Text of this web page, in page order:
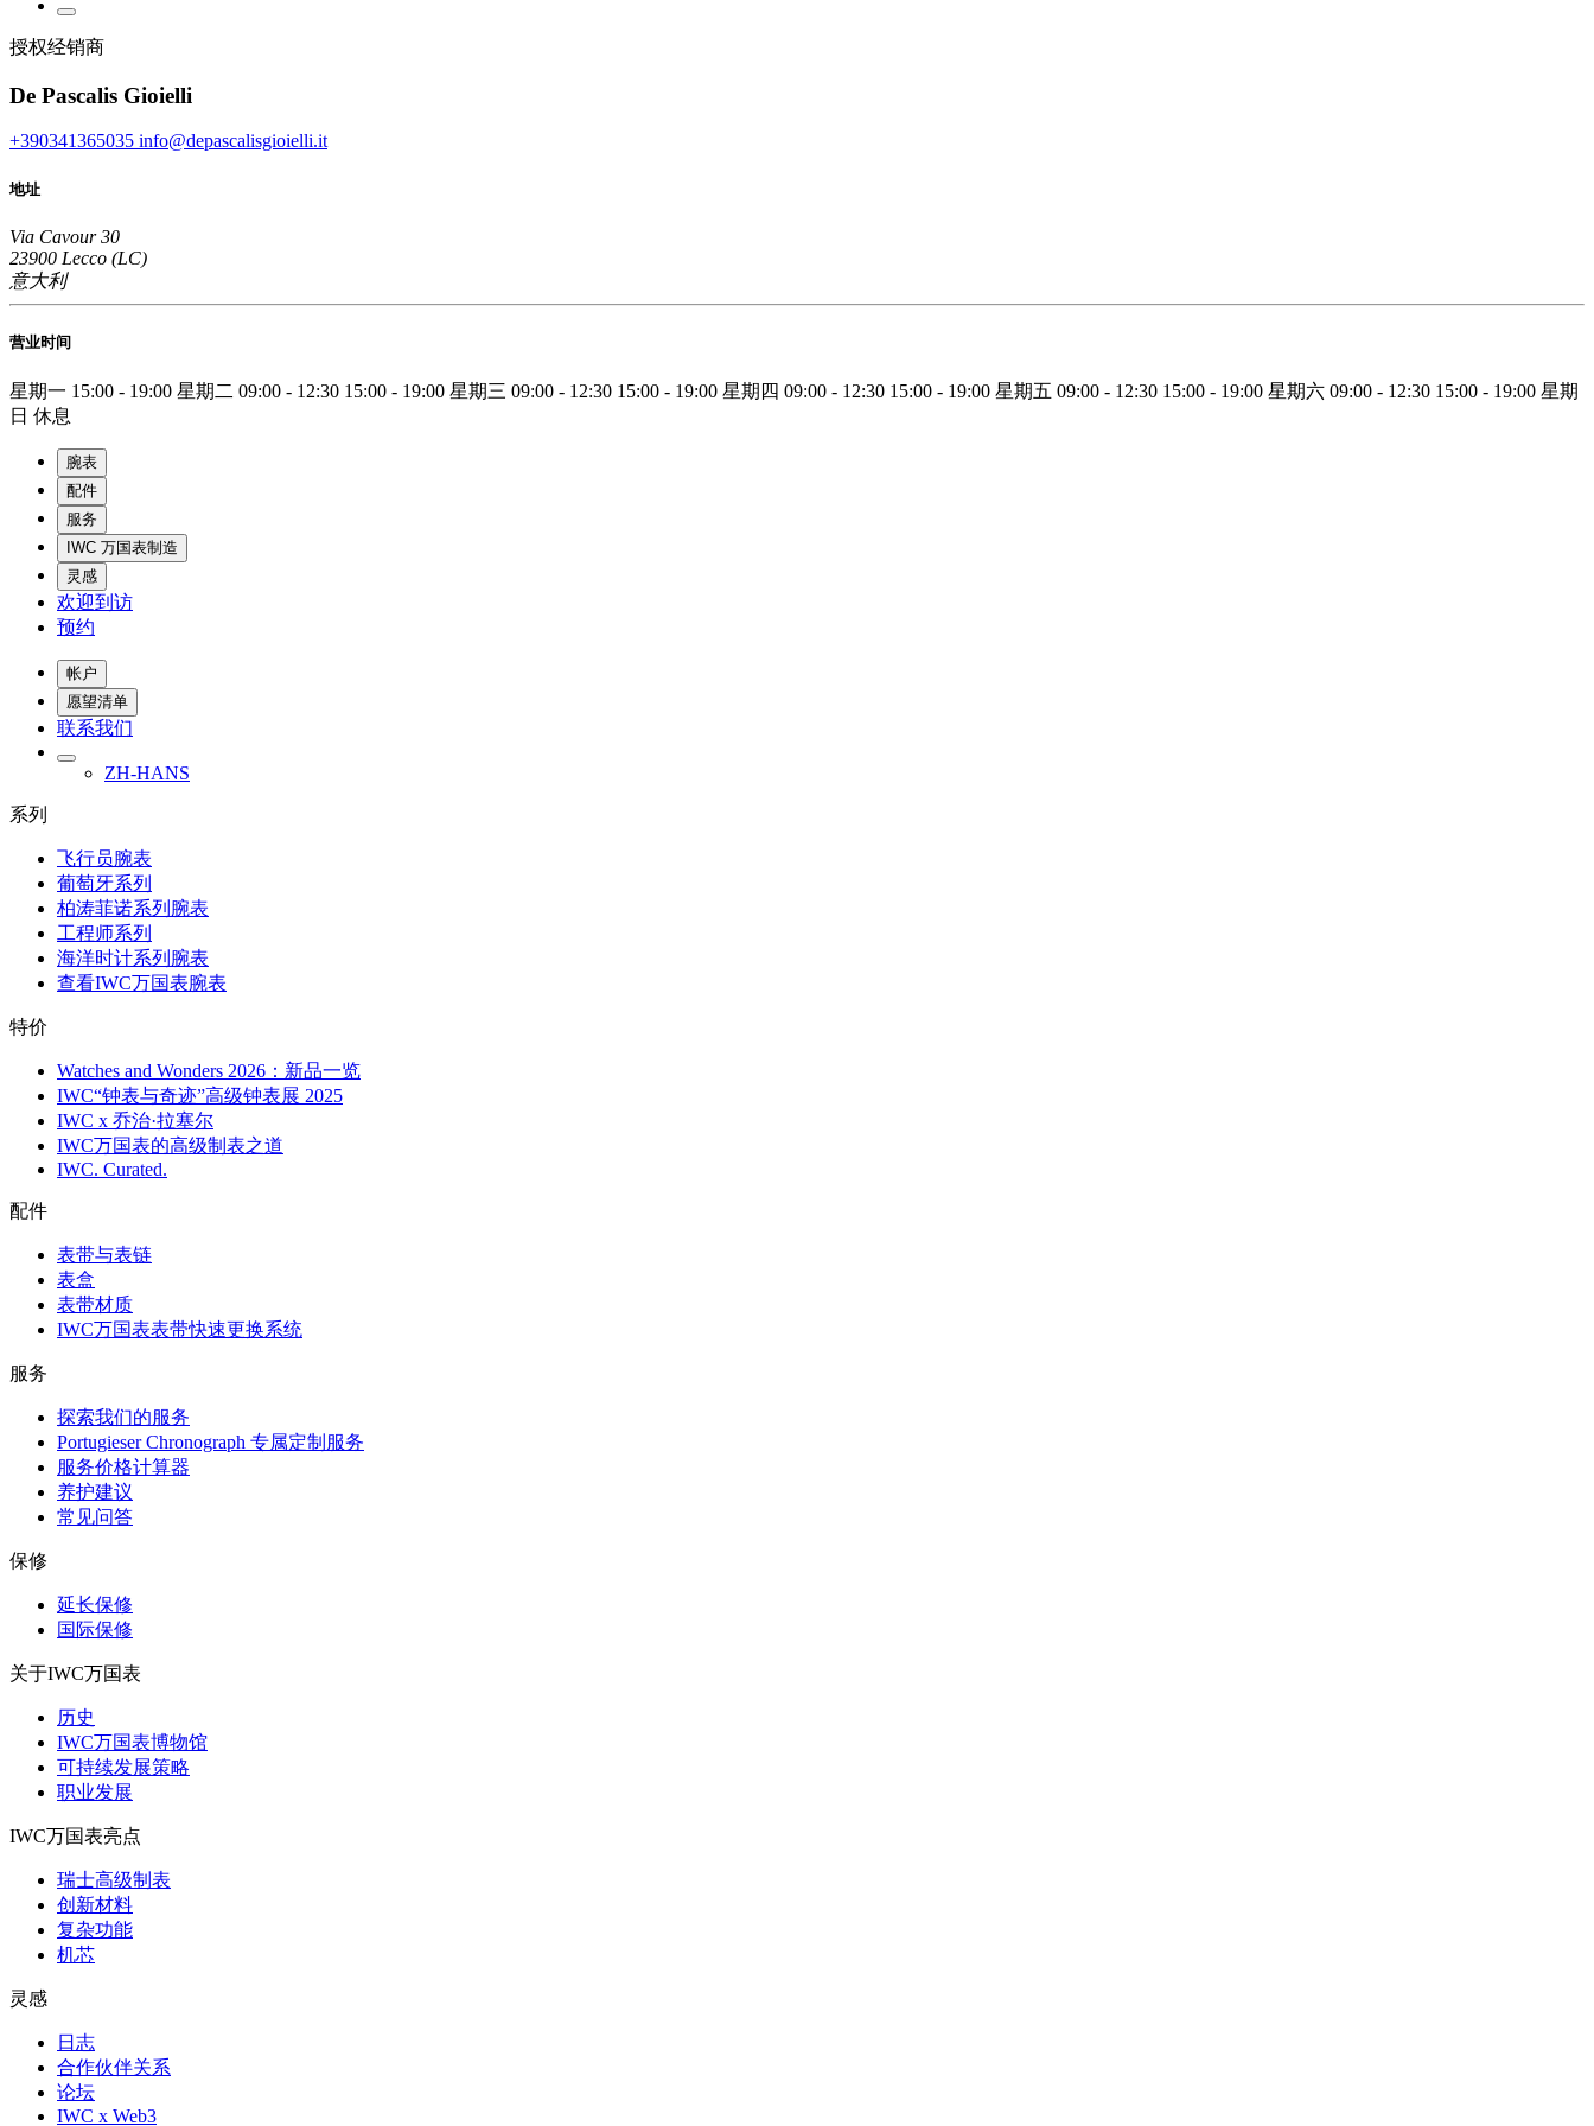
授权经销商
De Pascalis Gioielli
+390341365035 info@depascalisgioielli.it
地址
Via Cavour 30
23900 Lecco (LC)
意大利
营业时间
星期一 15:00 - 19:00 星期二 09:00 - 12:30 15:00 - 19:00 星期三 09:00 - 12:30 15:00 - 19:00 星期四 09:00 - 12:30 15:00 - 19:00 星期五 09:00 - 12:30 15:00 - 19:00 星期六 09:00 - 12:30 15:00 - 19:00 星期
日 休息
腕表
配件
服务
IWC 万国表制造
灵感
欢迎到访
预约
帐户
愿望清单
联系我们
ZH-HANS
系列
飞行员腕表
葡萄牙系列
柏涛菲诺系列腕表
工程师系列
海洋时计系列腕表
查看IWC万国表腕表
特价
Watches and Wonders 2026：新品一览
IWC“钟表与奇迹”高级钟表展 2025
IWC x 乔治·拉塞尔
IWC万国表的高级制表之道
IWC. Curated.
配件
表带与表链
表盒
表带材质
IWC万国表表带快速更换系统
服务
探索我们的服务
Portugieser Chronograph 专属定制服务
服务价格计算器
养护建议
常见问答
保修
延长保修
国际保修
关于IWC万国表
历史
IWC万国表博物馆
可持续发展策略
职业发展
IWC万国表亮点
瑞士高级制表
创新材料
复杂功能
机芯
灵感
日志
合作伙伴关系
论坛
IWC x Web3